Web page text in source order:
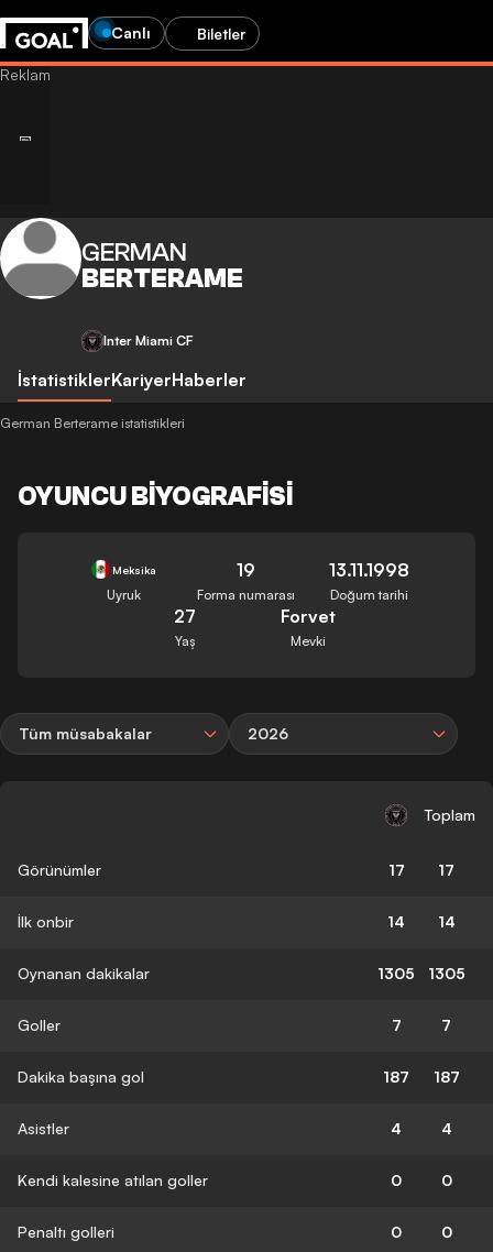
Canlı Biletler
GERMAN
BERTERAME
Inter Miami CF
İstatistiklerKariyerHaberler
German Berterame istatistikleri
OYUNCU BIYOGRAFISI
Meksika
Uyruk
19
Forma numarası
13.11.1998
Doğum tarihi
27
Yaş
Forvet
Mevki
Tüm müsabakalar 2026
Toplam
Görünümler 17 17
İlk onbir 14 14
Oynanan dakikalar 1305 1305
Goller 7 7
Dakika başına gol 187 187
Asistler 4 4
Kendi kalesine atılan goller 0 0
Penaltı golleri 0 0